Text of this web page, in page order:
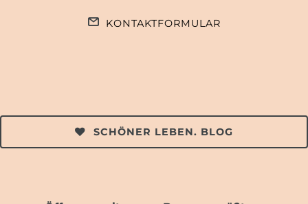
KONTAKTFORMULAR
SCHÖNER LEBEN. BLOG